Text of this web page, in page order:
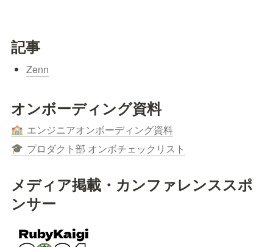
記事
Zenn
オンボーディング資料
🏫 エンジニアオンボーディング資料
🎓 プロダクト部 オンボチェックリスト
メディア掲載・カンファレンススポ
ンサー